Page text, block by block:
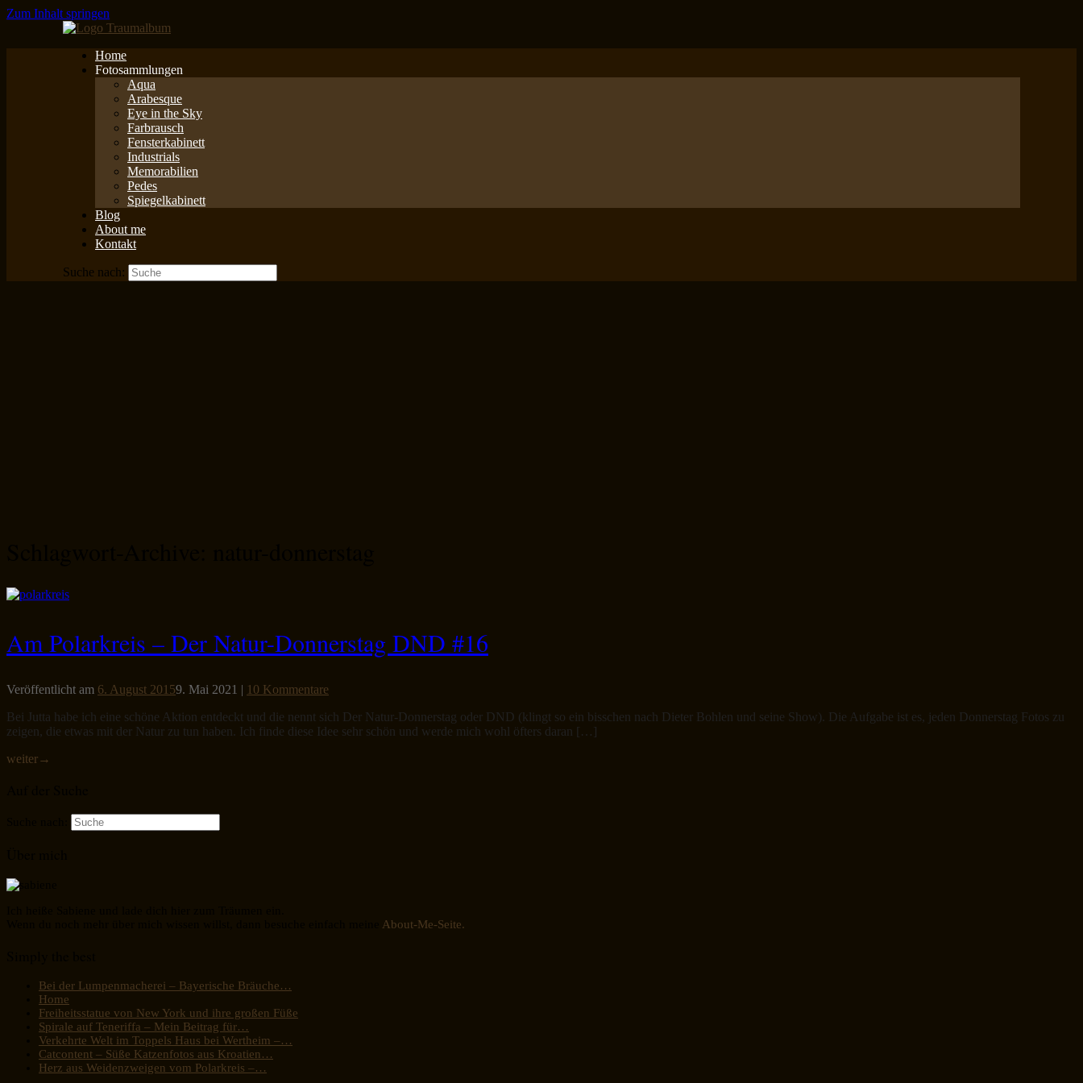
Zum Inhalt springen
Home
Fotosammlungen
Aqua
Arabesque
Eye in the Sky
Farbrausch
Fensterkabinett
Industrials
Memorabilien
Pedes
Spiegelkabinett
Blog
About me
Kontakt
Suche nach:
Am Polarkreis – Der Natur-Donnerstag DND #16
Veröffentlicht am 6. August 20159. Mai 2021 | 10 Kommentare
Bei Jutta habe ich eine schöne Aktion entdeckt und die nennt sich Der Natur-Donnerstag oder DND (klingt so ein bisschen nach Dieter Bohlen und seine Show). Die Aufgabe ist es, jeden Donnerstag Fotos zu
zeigen, die etwas mit der Natur zu tun haben. Ich finde diese Idee sehr schön und werde mich wohl öfters daran […]
weiter→
About-Me-Seite.
Bei der Lumpenmacherei – Bayerische Bräuche…
Home
Freiheitsstatue von New York und ihre großen Füße
Spirale auf Teneriffa – Mein Beitrag für…
Verkehrte Welt im Toppels Haus bei Wertheim –…
Catcontent – Süße Katzenfotos aus Kroatien…
Herz aus Weidenzweigen vom Polarkreis –…